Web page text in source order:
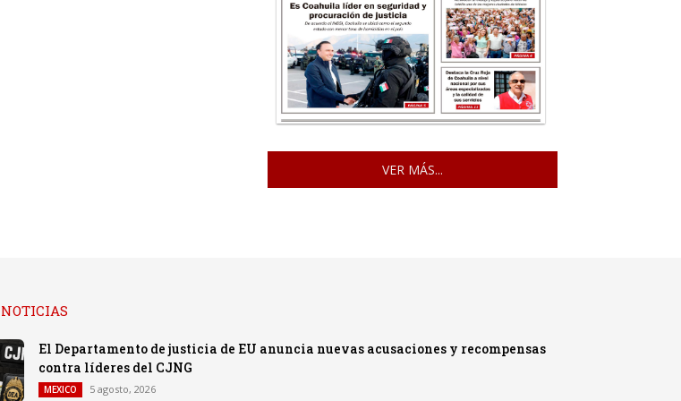
VER MÁS...
El Departamento de justicia de EU anuncia nuevas acusaciones y recompensas
contra líderes del CJNG
MEXICO 5 agosto, 2026